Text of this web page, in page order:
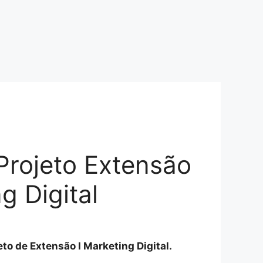
Extensão
Digital
de Extensão I Marketing Digital.